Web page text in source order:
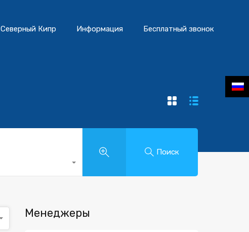
Северный Кипр Информация Бесплатный звонок
Поиск
Менеджеры